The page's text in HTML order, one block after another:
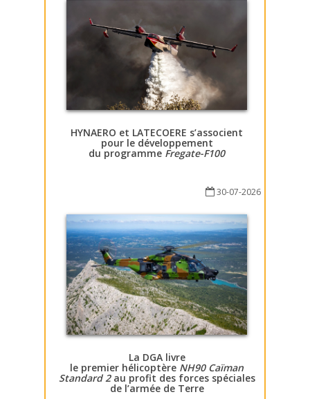
HYNAERO et LATECOERE s’associent
pour le développement
du programme Fregate-F100
30-07-2026
La DGA livre
le premier hélicoptère NH90 Caïman
Standard 2au profit des forces spéciales
de l’armée de Terre